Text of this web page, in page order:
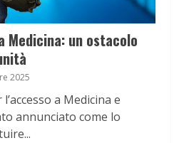
un ostacolo
2025
a Medicina e
annunciato come lo